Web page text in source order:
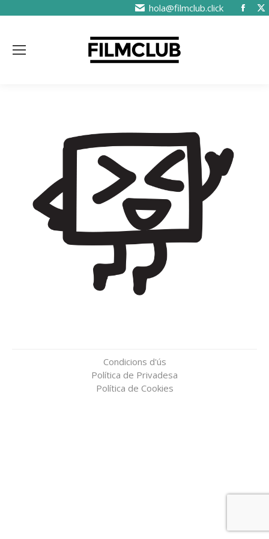
hola@filmclub.click
Condicions d'ús
Política de Privadesa
Política de Cookies